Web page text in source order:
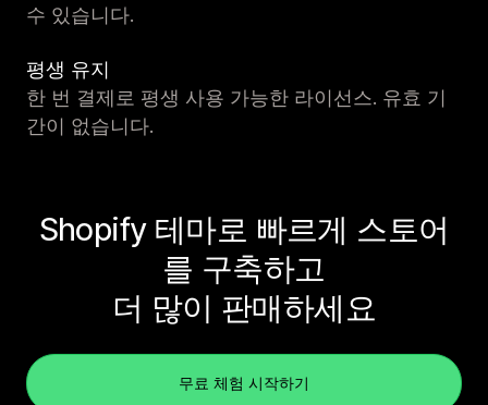
수 있습니다.
평생 유지
한 번 결제로 평생 사용 가능한 라이선스. 유효 기
간이 없습니다.
Shopify 테마로 빠르게 스토어
를 구축하고
더 많이 판매하세요
무료 체험 시작하기